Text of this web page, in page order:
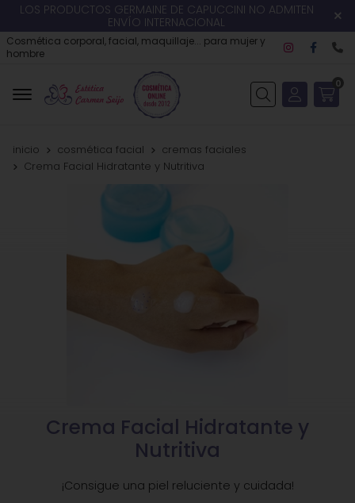
LOS PRODUCTOS GERMAINE DE CAPUCCINI NO ADMITEN
ENVÍO INTERNACIONAL
Cosmética corporal, facial, maquillaje... para mujer y
hombre
Buscar
0
inicio cosmética facial
cremas faciales
Crema Facial Hidratante y Nutritiva
Crema Facial Hidratante y
Nutritiva
¡Consigue una piel reluciente y cuidada!